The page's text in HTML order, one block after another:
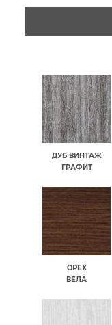
ДУБ ВИНТАЖ
ГРАФИТ
ОРЕХ
ВЕЛА